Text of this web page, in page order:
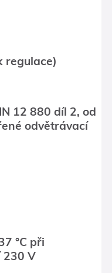
regulace)
12 880 díl 2, od
odvětrávací
°C při
230 V